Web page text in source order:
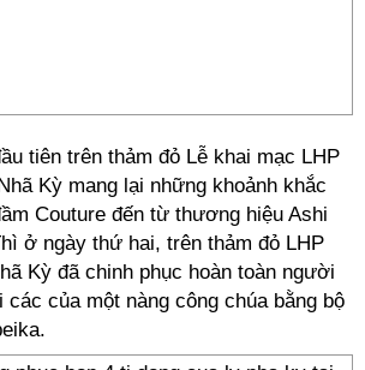
tiên trên thảm đỏ Lễ khai mạc LHP
Kỳ mang lại những khoảnh khắc
Couture đến từ thương hiệu Ashi
ở ngày thứ hai, trên thảm đỏ LHP
Kỳ đã chinh phục hoàn toàn người
của một nàng công chúa bằng bộ